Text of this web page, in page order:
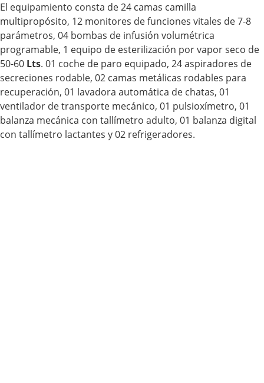
El equipamiento consta de 24 camas camilla
multipropósito, 12 monitores de funciones vitales de 7-8
parámetros, 04 bombas de infusión volumétrica
programable, 1 equipo de esterilización por vapor seco de
50-60 Lts. 01 coche de paro equipado, 24 aspiradores de
secreciones rodable, 02 camas metálicas rodables para
recuperación, 01 lavadora automática de chatas, 01
ventilador de transporte mecánico, 01 pulsioxímetro, 01
balanza mecánica con tallímetro adulto, 01 balanza digital
con tallímetro lactantes y 02 refrigeradores.